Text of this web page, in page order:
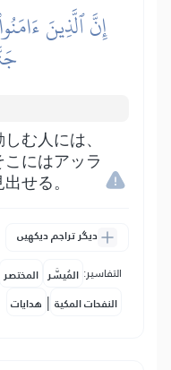
إِنَّ ٱلَّذِينَ
む人には、
にはアッラ
せる。
دیگر تراجم دیکھیں
التفاسير: المُيسَّر المختصر
النفحات المكية | هدايات